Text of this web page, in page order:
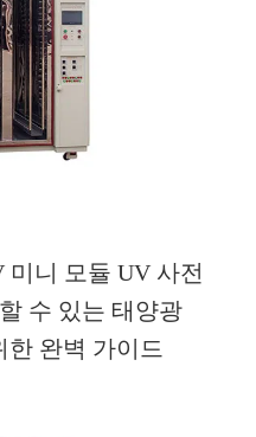
미니 모듈 UV 사전
수 있는 태양광
한 완벽 가이드